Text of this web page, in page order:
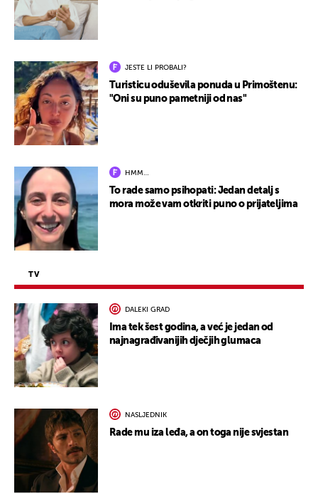
JESTE LI PROBALI?
Turisticu oduševila ponuda u Primoštenu:
"Oni su puno pametniji od nas"
HMM…
To rade samo psihopati: Jedan detalj s
mora može vam otkriti puno o prijateljima
TV
DALEKI GRAD
Ima tek šest godina, a već je jedan od
najnagrađivanijih dječjih glumaca
NASLJEDNIK
Rade mu iza leđa, a on toga nije svjestan